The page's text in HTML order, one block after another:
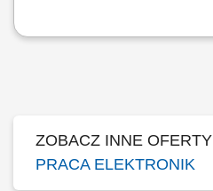
Zadania: Diagnostyka, serwisowanie i
ZOBACZ INNE
PRACA ELEKTRONIK